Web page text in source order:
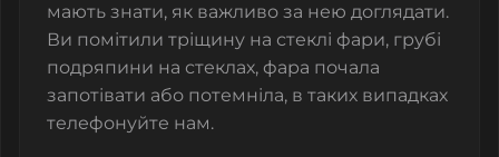
мають знати, як важливо за нею доглядати.
Ви помітили тріщину на стеклі фари, грубі
подряпини на стеклах, фара почала
запотівати або потемніла, в таких випадках
телефонуйте нам.